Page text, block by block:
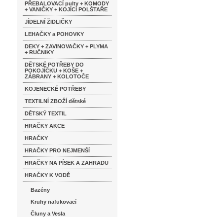
PŘEBALOVACÍ pulty + KOMODY
+ VANIČKY + KOJÍCÍ POLŠTAŘE
JÍDELNÍ ŽIDLIČKY
LEHAČKY a POHOVKY
DEKY + ZAVINOVAČKY + PLYMA
+ RUČNIKY
DĚTSKÉ POTŘEBY DO
POKOJÍČKU + KOŠE +
ZÁBRANY + KOLOTOČE
KOJENECKÉ POTŘEBY
TEXTILNÍ ZBOŽÍ dětské
DĚTSKÝ TEXTIL
HRAČKY AKCE
HRAČKY
HRAČKY PRO NEJMENŠÍ
HRAČKY NA PÍSEK A ZAHRADU
HRAČKY K VODĚ
Bazény
Kruhy nafukovací
Čluny a Vesla